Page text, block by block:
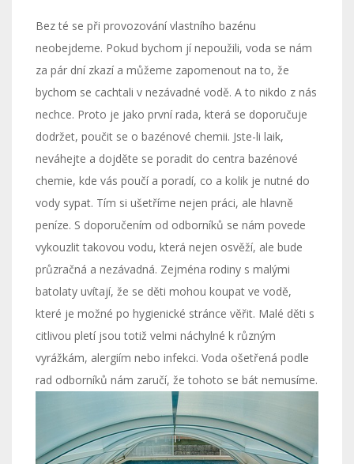
Bez té se při provozování vlastního bazénu
neobejdeme. Pokud bychom jí nepoužili, voda se nám
za pár dní zkazí a můžeme zapomenout na to, že
bychom se cachtali v nezávadné vodě. A to nikdo z nás
nechce. Proto je jako první rada, která se doporučuje
dodržet, poučit se o bazénové chemii. Jste-li laik,
neváhejte a dojděte se poradit do centra bazénové
chemie, kde vás poučí a poradí, co a kolik je nutné do
vody sypat. Tím si ušetříme nejen práci, ale hlavně
peníze. S doporučením od odborníků se nám povede
vykouzlit takovou vodu, která nejen osvěží, ale bude
průzračná a nezávadná. Zejména rodiny s malými
batolaty uvítají, že se děti mohou koupat ve vodě,
které je možné po hygienické stránce věřit. Malé děti s
citlivou pletí jsou totiž velmi náchylné k různým
vyrážkám, alergiím nebo infekci. Voda ošetřená podle
rad odborníků nám zaručí, že tohoto se bát nemusíme.